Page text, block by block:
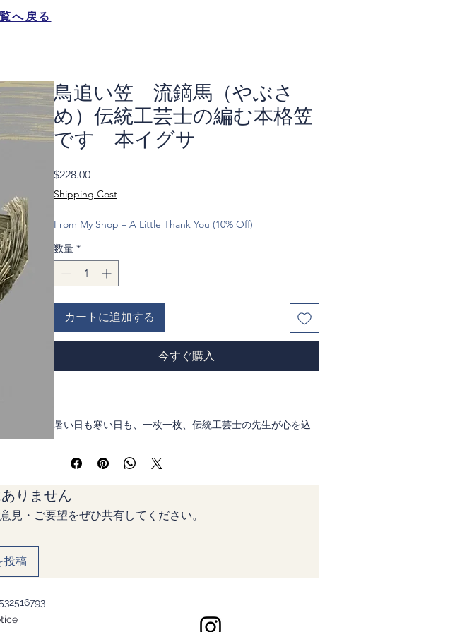
へ戻る
鳥追い笠 流鏑馬（やぶさ
め）伝統工芸士の編む本格笠
です 本イグサ
$228.00価
格
Shipping Cost
From My Shop – A Little Thank You (10% Off)
数量 *
カートに追加する
今すぐ購入
暑い日も寒い日も、一枚一枚、伝統工芸士の先生が心を込
本イグサを使用しているため、届いた箱を開けるととても
良い香りがします。
鳥追い笠は、鳥を追う、鷹狩などの狩猟の際に使われた笠
です。現在では流鏑馬（やぶさめ）などで見ることができ
りません
見・ご要望をぜひ共有してください。
投稿